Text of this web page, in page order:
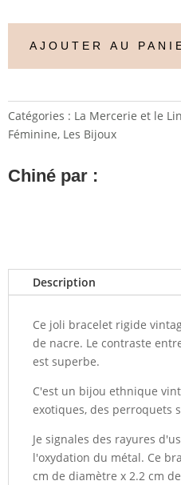
AJOUTER AU
Catégories : La Mercerie et le
Féminine, Les Bijoux
Chiné par :
Description
Ce joli bracelet rigide
de nacre. Le contraste
est superbe.
C'est un bijou ethnique
exotiques, des perroquets
Je signales des rayures
l'oxydation du métal. Ce
cm de diamètre x 2.2 cm